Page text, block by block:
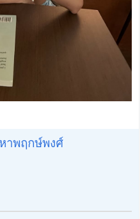
าพฤกษ์พงศ์